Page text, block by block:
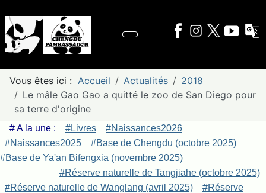
Vous êtes ici : Accueil Actualités
2018
Le mâle Gao Gao a quitté le zoo de San Diego pour
sa terre d'origine
# A la une : #Livres
#Naissances2026
#Naissances2025
#Base de Chengdu (octobre 2025)
#Base de Ya'an Bifengxia (novembre 2025)
#Réserve naturelle de Tangjiahe (octobre 2025)
#Réserve naturelle de Wanglang (avril 2025)
#Réserve